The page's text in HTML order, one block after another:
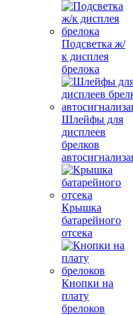
Подсветка ж/
к дисплея
брелока
Шлейфы для
дисплеев
брелков
Крышка
батарейного
отсека
Кнопки на
плату
брелоков